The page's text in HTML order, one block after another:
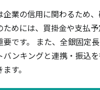
業の信用に関わるため、
ためには、買掛金や支払
要です。 また、全銀固定
バンキングと連携・振込
す。